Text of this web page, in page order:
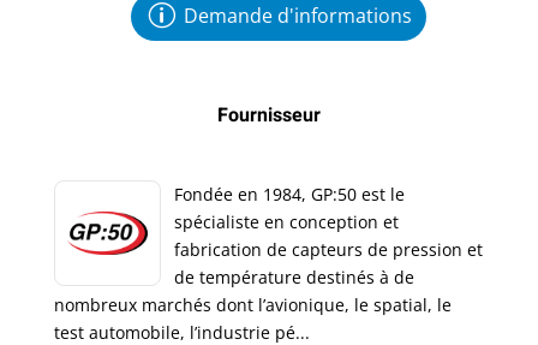
Demande d'informations
Fournisseur
Fondée en 1984, GP:50 est le
spécialiste en conception et
fabrication de capteurs de pression et
de température destinés à de
nombreux marchés dont l’avionique, le spatial, le
test automobile, l’industrie pé...